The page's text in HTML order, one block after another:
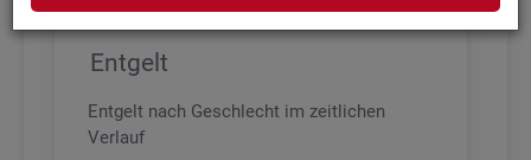
Entgelt
Entgelt nach Geschlecht im zeitlichen
Verlauf